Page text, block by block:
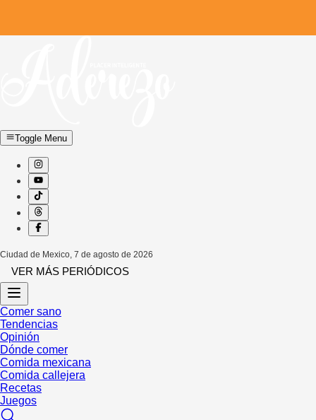
Toggle Menu
Ciudad de Mexico, 7 de agosto de 2026
VER MÁS PERIÓDICOS
Comer sano
Tendencias
Opinión
Dónde comer
Comida mexicana
Comida callejera
Recetas
Juegos